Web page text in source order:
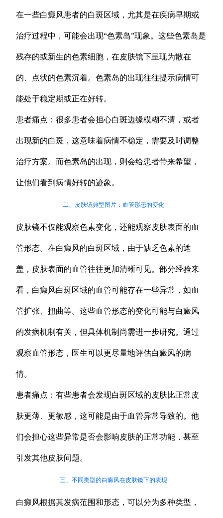
在一些白癜风患者的白斑区域，尤其是在疾病早期或
治疗过程中，可能会出现“色素岛”现象。这些色素岛是
残存的或新生的色素细胞，在皮肤镜下呈现为散在
的、点状的色素沉着。色素岛的出现往往提示病情可
能处于稳定期或正在好转。
患者痛点：很多患者会担心白斑边缘模糊不清，或者
出现新的白斑，这意味着病情不稳定，需要及时调整
治疗方案。而色素岛的出现，则会给患者带来希望，
让他们看到病情好转的迹象。
二、皮肤镜典型图片：血管形态的变化
皮肤镜不仅能观察色素变化，还能观察皮肤表面的血
管形态。在白癜风的白斑区域，由于缺乏色素的遮
盖，皮肤表面的血管往往更加清晰可见。部分经验来
看，白癜风白斑区域的血管可能存在一些异常，如血
管扩张、扭曲等。这些血管形态的变化可能与白癜风
的发病机制有关，但具体机制尚需进一步研究。通过
观察血管形态，医生可以更尽量地评估白癜风的病
情。
患者痛点：有些患者会发现白斑区域的皮肤比正常皮
肤更薄、更敏感，这可能是由于血管异常导致的。他
们会担心这些异常是否会影响皮肤的正常功能，甚至
引发其他皮肤问题。
三、不同类型的白癜风在皮肤镜下的表现
白癜风根据其发病范围和形态，可以分为多种类型，